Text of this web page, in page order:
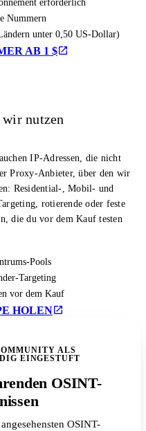
Nummern
unter 0,50 US-Dollar)
AB 1 $
nutzen
IP-Adressen, die nicht
Proxy-Anbieter, über den wir
Residential-, Mobil- und
rotierende oder feste
die du vor dem Kauf testen
Pools
Targeting
vor dem Kauf
HOLEN
ALS
EINGESTUFT
OSINT-
OSINT-